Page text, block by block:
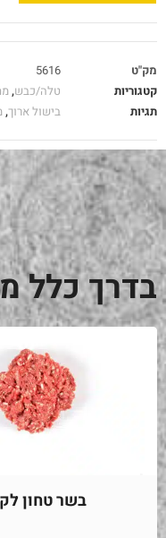
מק"ט
5616
קטגוריות
טלה/כבש,
תגיות
בישול ארוך,
בדרך כלל
בשר טחון